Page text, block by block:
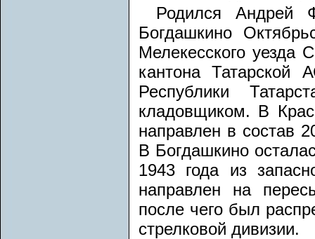
Родился Андрей
Богдашкино
Мелекесского уезда
кантона Татарской
Республики
кладовщиком. В
направлен в состав
В Богдашкино
1943 года из
направлен на
после чего был
стрелковой дивизии.